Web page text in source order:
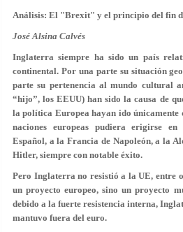
Análisis: El "Brexit" y el principio del fin
José Alsina Calvés
Inglaterra siempre ha sido un país
continental. Por una parte su situación
parte su pertenencia al mundo cultural
“hijo”, los EEUU) han sido la causa de
la política Europea hayan ido únicamente
naciones europeas pudiera erigirse
Español, a la Francia de Napoleón, a la
Hitler, siempre con notable éxito.
Pero Inglaterra no resistió a la UE, entre
un proyecto europeo, sino un proyecto
debido a la fuerte resistencia interna,
mantuvo fuera del euro.